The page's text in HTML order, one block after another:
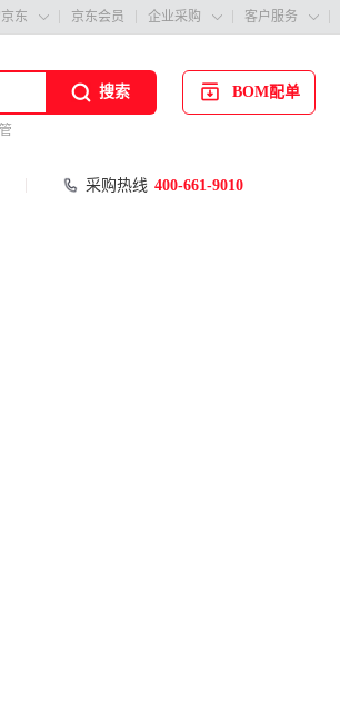
东  京东会员 企业采购  客户服务 
搜索 BOM配单
采购热线 400-661-9010